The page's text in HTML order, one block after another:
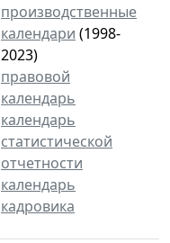
производственные
календари (1998-
2023)
правовой
календарь
календарь
статистической
отчетности
календарь
кадровика